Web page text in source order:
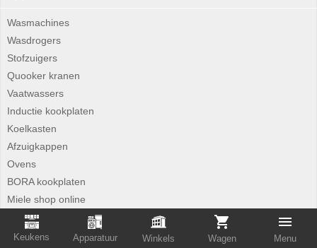
Keukens Apparatuur Winkels Wagen Menu
Wasmachines
Wasdrogers
Stofzuigers
Quooker kranen
Vaatwassers
Inductie kookplaten
Koelkasten
Afzuigkappen
Ovens
BORA kookplaten
Miele shop online
Merken nieuws